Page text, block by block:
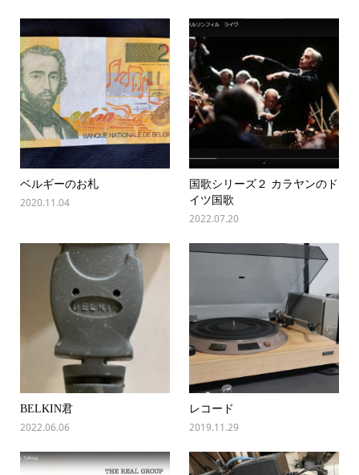
ベルギーのお札
2020.11.04
国歌シリーズ２ カラヤンのド
イツ国歌
2022.07.20
BELKIN君
2022.06.06
レコード
2019.11.29